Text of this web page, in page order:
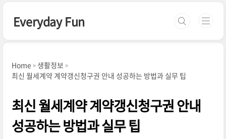
Everyday Fun
Home
생활정보
최신 월세계약 계약갱신청구권 안내 성공하는 방법과 실무 팁
최신 월세계약 계약갱신청구권 안내
성공하는 방법과 실무 팁